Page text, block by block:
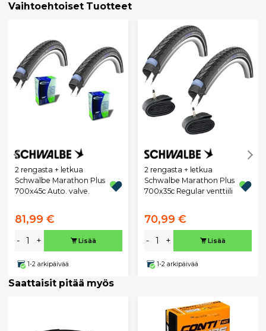
Vaihtoehtoiset Tuotteet
2 rengasta + letkua
Schwalbe Marathon Plus
700x45c Auto. valve.
81,99 €
- + Lisää
1-2 arkipäivää
2 rengasta + letkua
Schwalbe Marathon Plus
700x35c Regular venttiili
70,99 €
- + Lisää
1-2 arkipäivää
Saattaisit pitää myös